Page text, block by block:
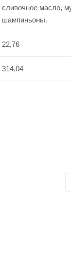
сливочное масло,
шампиньоны.
22,76
314,04